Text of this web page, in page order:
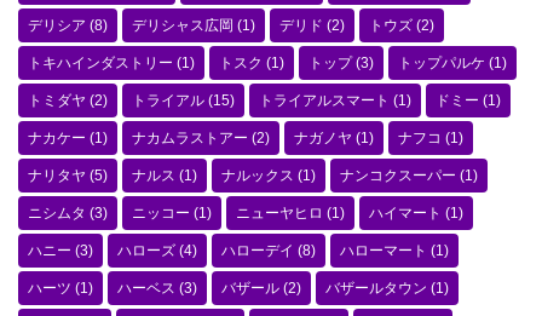
デリシア (8) デリシャス広岡 (1) デリド (2) トウズ (2)
トキハインダストリー (1) トスク (1) トップ(3) トップパルケ (1)
トミダヤ (2) トライアル (15) トライアルスマート (1) ドミー (1)
ナカケー (1) ナカムラストアー (2) ナガノヤ (1) ナフコ (1)
ナリタヤ (5) ナルス (1) ナルックス (1) ナンコクスーパー (1)
ニシムタ (3) ニッコー (1) ニューヤヒロ (1) ハイマート (1)
ハニー (3) ハローズ (4) ハローデイ (8) ハローマート (1)
ハーツ (1) ハーベス (3) バザール (2) バザールタウン (1)